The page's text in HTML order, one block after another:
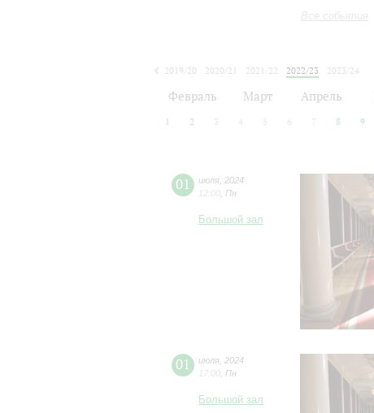
Все события
2019/20
2020/21 2021/22 2022/23
2023/24
Февраль Март Апрель
1 2 3 4 5 6 7 8 9
01 июля 2024
12:00 Пн
Большой зал
01 июля 2024
17:00 Пн
Большой зал